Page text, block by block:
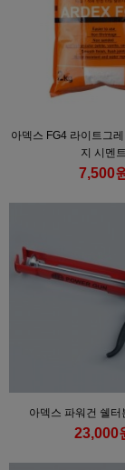
아덱스 FG4 라이트그
지 시멘트
7,500
아덱스 파워건 쉘터
23,000